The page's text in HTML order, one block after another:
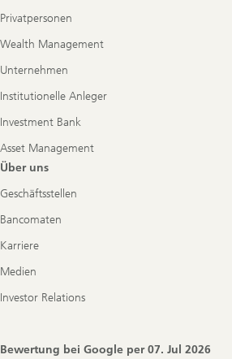
Privatpersonen
Wealth Management
Unternehmen
Institutionelle Anleger
Investment Bank
Asset Management
Über uns
Geschäftsstellen
Bancomaten
Karriere
Medien
Investor Relations
Bewertung bei Google per07. Jul 2026